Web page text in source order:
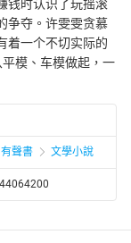
钱时认识了玩摇滚
争夺。许雯雯贪慕
着一个不切实际的
模、车模做起，一
有聲書 文學小說